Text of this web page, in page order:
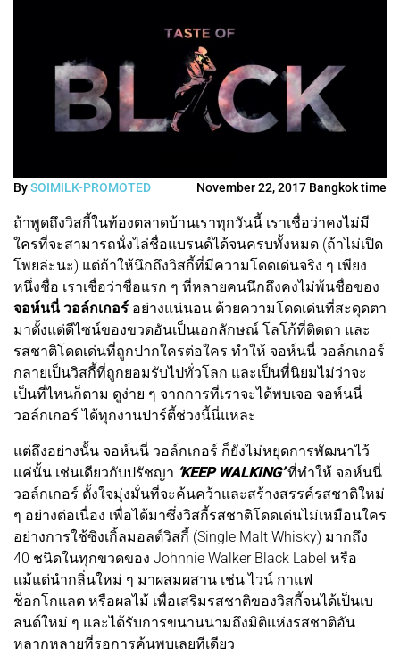
BySOIMILK-PROMOTED November 22, 2017 Bangkok time
ถ้าพูดถึงวิสกี้ในท้องตลาดบ้านเราทุกวันนี้ เราเชื่อว่าคงไม่มี
ใครที่จะสามารถนั่งไล่ชื่อแบรนด์ได้จนครบทั้งหมด (ถ้าไม่เปิด
โพยล่ะนะ) แต่ถ้าให้นึกถึงวิสกี้ที่มีความโดดเด่นจริง ๆ เพียง
หนึ่งชื่อ เราเชื่อว่าชื่อแรก ๆ ที่หลายคนนึกถึงคงไม่พ้นชื่อของ
จอห์นนี่ วอล์กเกอร์ อย่างแน่นอน ด้วยความโดดเด่นที่สะดุดตา
มาตั้งแต่ดีไซน์ของขวดอันเป็นเอกลักษณ์ โลโก้ที่ติดตา และ
รสชาติโดดเด่นที่ถูกปากใครต่อใคร ทำให้ จอห์นนี่ วอล์กเกอร์
กลายเป็นวิสกี้ที่ถูกยอมรับไปทั่วโลก และเป็นที่นิยมไม่ว่าจะ
เป็นที่ไหนก็ตาม ดูง่าย ๆ จากการที่เราจะได้พบเจอ จอห์นนี่
วอล์กเกอร์ ได้ทุกงานปาร์ตี้ช่วงนี้นี่แหละ
แต่ถึงอย่างนั้น จอห์นนี่ วอล์กเกอร์ ก็ยังไม่หยุดการพัฒนาไว้
แค่นั้น เช่นเดียวกับปรัชญา ‘KEEP WALKING’ที่ทำให้ จอห์นนี่
วอล์กเกอร์ ตั้งใจมุ่งมั่นที่จะค้นคว้าและสร้างสรรค์รสชาติใหม่
ๆ อย่างต่อเนื่อง เพื่อได้มาซึ่งวิสกี้รสชาติโดดเด่นไม่เหมือนใคร
อย่างการใช้ซิงเกิ้ลมอลต์วิสกี้ (Single Malt Whisky) มากถึง
40 ชนิดในทุกขวดของ Johnnie Walker Black Label หรือ
แม้แต่นำกลิ่นใหม่ ๆ มาผสมผสาน เช่น ไวน์ กาแฟ
ช็อกโกแลต หรือผลไม้ เพื่อเสริมรสชาติของวิสกี้จนได้เป็นเบ
ลนด์ใหม่ ๆ และได้รับการขนานนามถึงมิติแห่งรสชาติอัน
หลากหลายที่รอการค้นพบเลยทีเดียว